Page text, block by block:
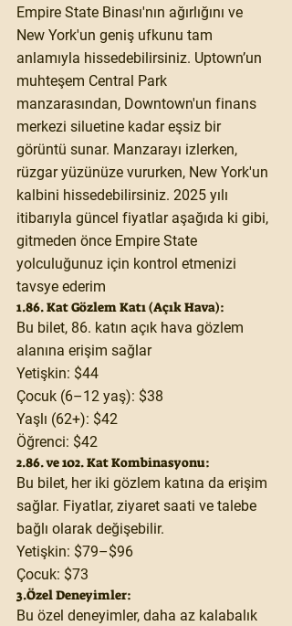
Empire State Binası'nın ağırlığını ve
New York'un geniş ufkunu tam
anlamıyla hissedebilirsiniz. Uptown’un
muhteşem Central Park
manzarasından, Downtown'un finans
merkezi siluetine kadar eşsiz bir
görüntü sunar. Manzarayı izlerken,
rüzgar yüzünüze vururken, New York'un
kalbini hissedebilirsiniz. 2025 yılı
itibarıyla güncel fiyatlar aşağıda ki gibi,
gitmeden önce Empire State
yolculuğunuz için kontrol etmenizi
tavsye ederim
1.86. Kat Gözlem Katı (Açık Hava):
Bu bilet, 86. katın açık hava gözlem
alanına erişim sağlar
Yetişkin: $44
Çocuk (6–12 yaş): $38
Yaşlı (62+): $42
Öğrenci: $42
2.86. ve 102. Kat Kombinasyonu:
Bu bilet, her iki gözlem katına da erişim
sağlar. Fiyatlar, ziyaret saati ve talebe
bağlı olarak değişebilir.
Yetişkin: $79–$96
Çocuk: $73
3.Özel Deneyimler:
Bu özel deneyimler, daha az kalabalık